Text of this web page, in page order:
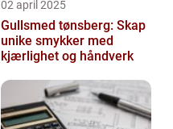
02 april 2025
Gullsmed tønsberg: Skap
unike smykker med
kjærlighet og håndverk